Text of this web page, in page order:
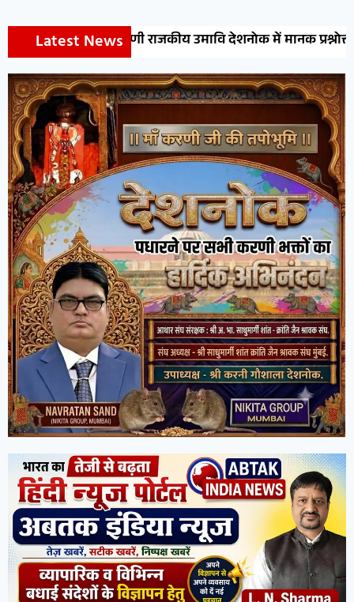
Latest News
उमावि देशनोक में मानक प्रश्नोत्तरी प्रतियोगिता का आयोजन